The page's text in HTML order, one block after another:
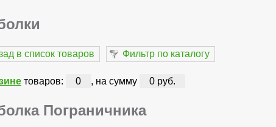
в список товаров Фильтр по каталогу
товаров: 0 , на сумму 0 руб.
Пограничника